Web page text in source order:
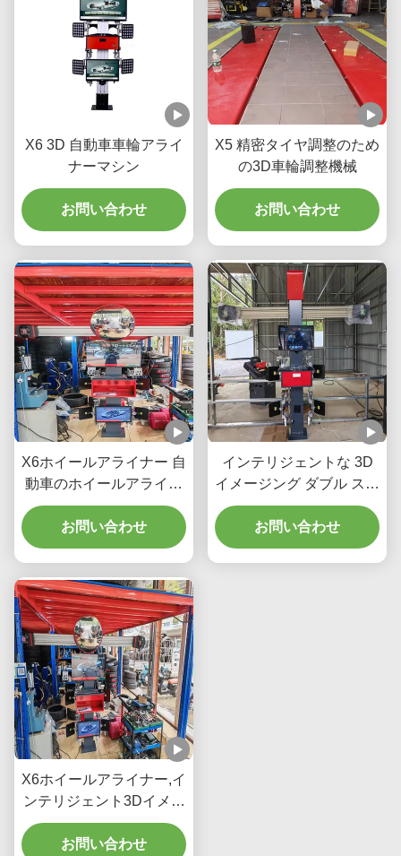
X6 3D 自動車車輪アライ
ナーマシン
お問い合わせ
X5 精密タイヤ調整のため
の3D車輪調整機械
お問い合わせ
X6ホイールアライナー 自
動車のホイールアライナ
メントを向上させるイン
テリジェント3Dイメージ
ング・ダブルスクリーン
お問い合わせ
インテリジェントな 3D
イメージング ダブル スク
リーンと車両ホイール ア
ライメント パフォーマン
スのリアルタイム トラッ
お問い合わせ
X6ホイールアライナー,イ
ンテリジェント3Dイメー
ジング・ダブルスクリー
ン,車両ホイールアライナ
お問い合わせ